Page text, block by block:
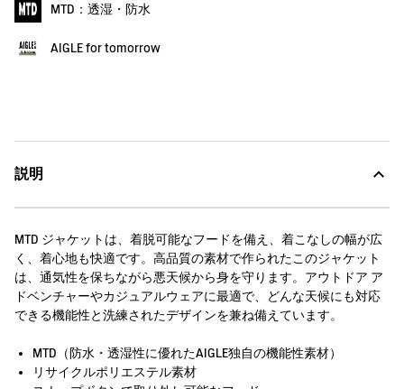
MTD：透湿・防水
AIGLE for tomorrow
説明
MTD ジャケットは、着脱可能なフードを備え、着こなしの幅が広
く、着心地も快適です。高品質の素材で作られたこのジャケット
は、通気性を保ちながら悪天候から身を守ります。アウトドア ア
ドベンチャーやカジュアルウェアに最適で、どんな天候にも対応
できる機能性と洗練されたデザインを兼ね備えています。
MTD（防水・透湿性に優れたAIGLE独自の機能性素材）
リサイクルポリエステル素材